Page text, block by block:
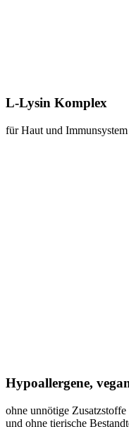
L-Lysin Komplex
für Haut und Immunsystem
Hypoallergene,
ohne unnötige
und ohne tierische